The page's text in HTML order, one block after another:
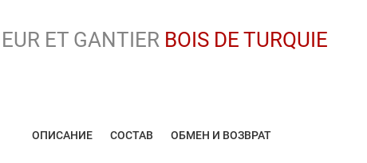
ET GANTIER BOIS DE TURQUIE
ОПИСАНИЕ СОСТАВ ОБМЕН И ВОЗВРАТ